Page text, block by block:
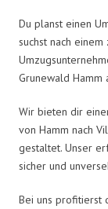
Du planst einen
suchst nach
Grunewald Hamm
Wir bieten dir
von Hamm nach
gestaltet. Unser
sicher und
Bei uns profitierst